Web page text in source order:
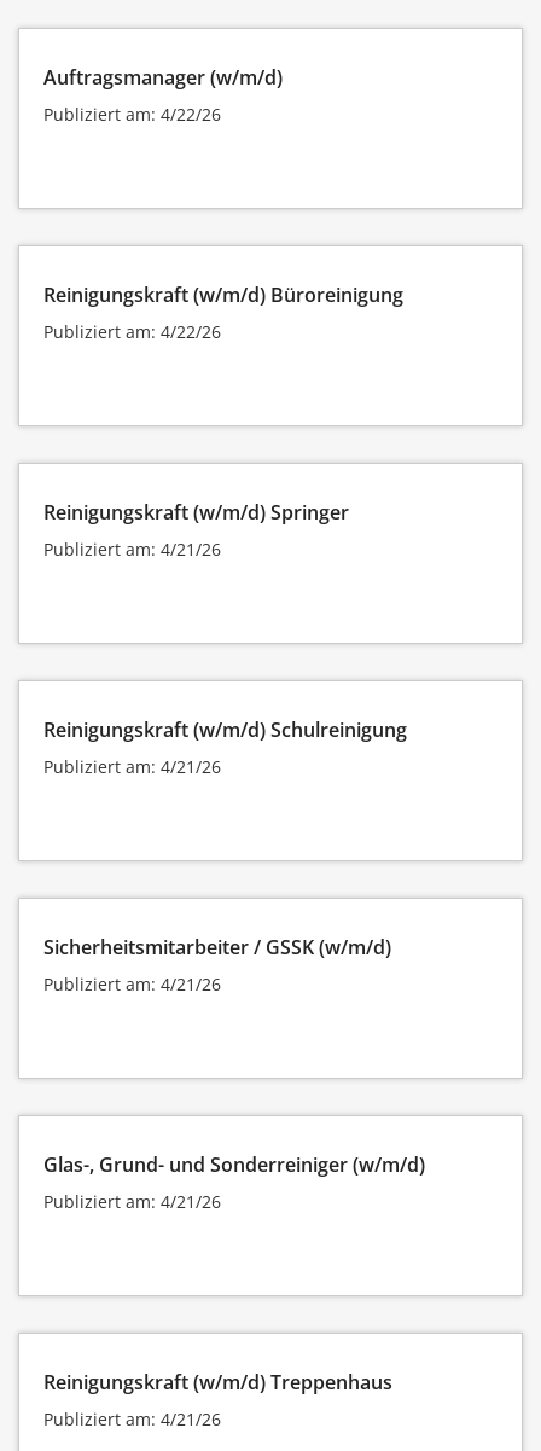
Auftragsmanager (w/m/d)
Publiziert am: 4/22/26
Reinigungskraft (w/m/d) Büroreinigung
Publiziert am: 4/22/26
Reinigungskraft (w/m/d) Springer
Publiziert am: 4/21/26
Reinigungskraft (w/m/d) Schulreinigung
Publiziert am: 4/21/26
Sicherheitsmitarbeiter / GSSK (w/m/d)
Publiziert am: 4/21/26
Glas-, Grund- und Sonderreiniger (w/m/d)
Publiziert am: 4/21/26
Reinigungskraft (w/m/d) Treppenhaus
Publiziert am: 4/21/26